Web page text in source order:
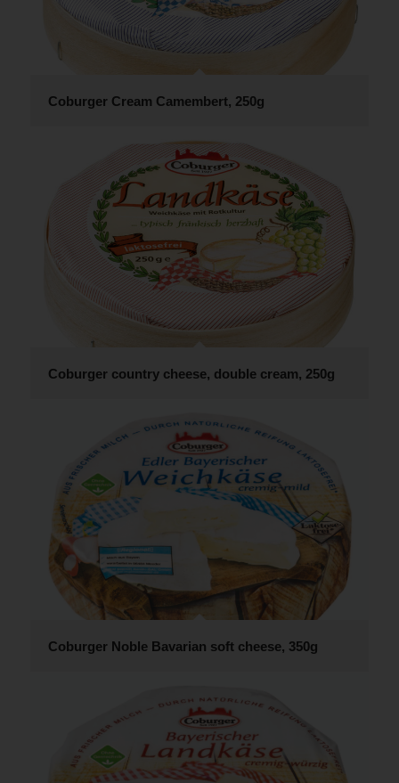
Coburger Cream Camembert, 250g
Coburger country cheese, double cream, 250g
Coburger Noble Bavarian soft cheese, 350g